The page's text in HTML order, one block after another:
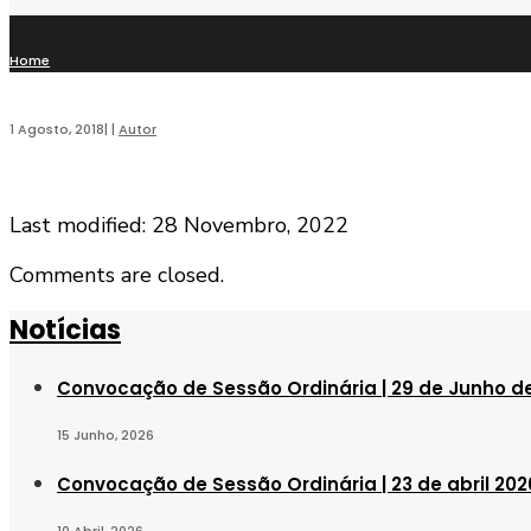
Home
1 Agosto, 2018| | Autor
Last modified: 28 Novembro, 2022
Comments are closed.
Notícias
Convocação de Sessão Ordinária | 29 de Junho
15 Junho, 2026
Convocação de Sessão Ordinária | 23 de abril